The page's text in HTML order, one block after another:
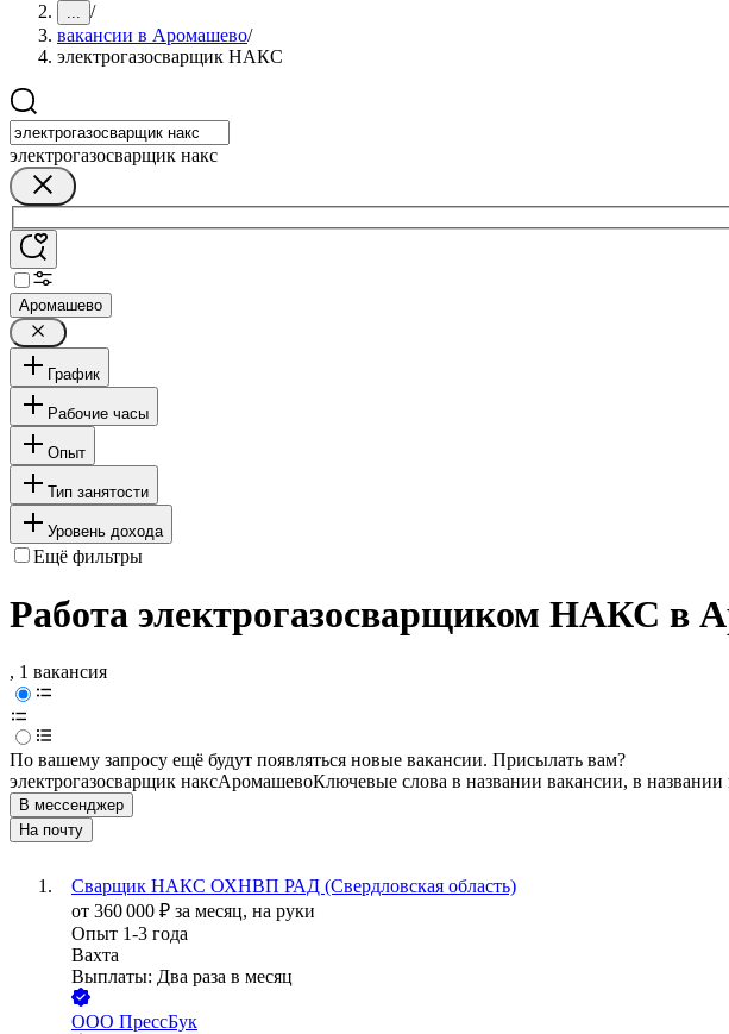
... /
вакансии в Аромашево/
электрогазосварщик НАКС
электрогазосварщик накс
Аромашево
График
Рабочие часы
Опыт
Тип занятости
Уровень дохода
Ещё фильтры
Работа электрогазосварщиком НАКС в
, 1 вакансия
По вашему запросу ещё будут появляться новые вакансии. Присылать вам?
электрогазосварщик наксАромашевоКлючевые слова в названии вакансии, в
В мессенджер
На почту
Сварщик НАКС ОХНВП РАД (Свердловская область)
от 360 000 ₽ за месяц, на руки
Опыт 1-3 года
Вахта
Выплаты: Два раза в месяц
ООО ПрессБук